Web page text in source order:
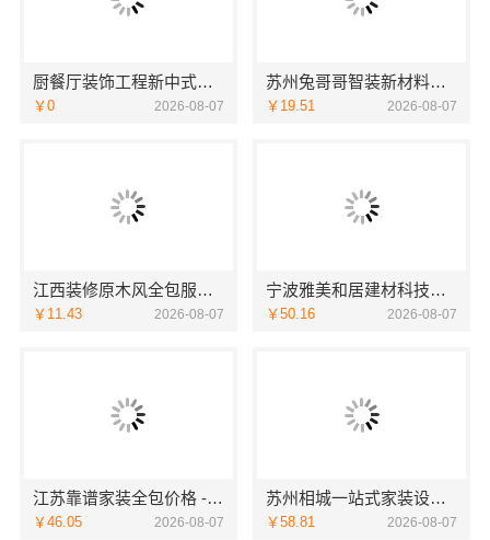
厨餐厅装饰工程新中式为什么江苏东钢金属家居有限公司
￥0 2026-08-07
苏州兔哥哥智装新材料有限公司婚房设计施工一体化
￥19.51 2026-08-07
江西装修原木风全包服务选江西尚宅尚品新型环保材料有限公司
￥11.43 2026-08-07
宁波雅美和居建材科技有限公司-余姚家装设计到店咨询
￥50.16 2026-08-07
江苏靠谱家装全包价格 - 常州宜居佳装饰
￥46.05 2026-08-07
苏州相城一站式家装设计多少钱拎包入住苏州百年豪庭新材料有限公司
￥58.81 2026-08-07